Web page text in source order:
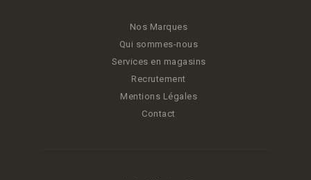
Nos Marques
Qui sommes-nous
Services en magasins
Recrutement
Mentions Légales
Contact